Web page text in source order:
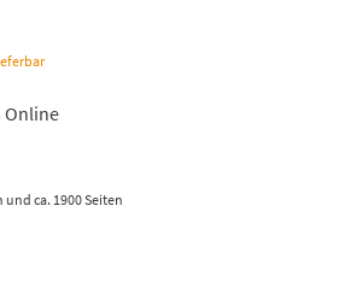
Online
ca. 1900 Seiten